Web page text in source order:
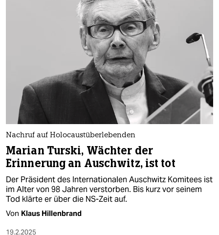
Nachruf auf Holocaustüberlebenden
Marian Turski, Wächter der
Erinnerung an ­Auschwitz, ist tot
Der Präsident des Internationalen ­Auschwitz Komitees ist
im Alter von 98 Jahren verstorben. Bis kurz vor seinem
Tod klärte er über die NS-Zeit auf.
Von Klaus Hillenbrand
19.2.2025